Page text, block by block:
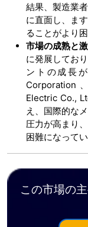
結果、製造業
に直面し、ま
ることがより
市場の成熟と
に発展してお
ントの成長
Corporation
Electric Co.,
え、国際的な
圧力が高まり
困難になってい
この市場の